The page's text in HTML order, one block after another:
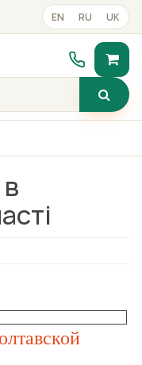
EN RU UK